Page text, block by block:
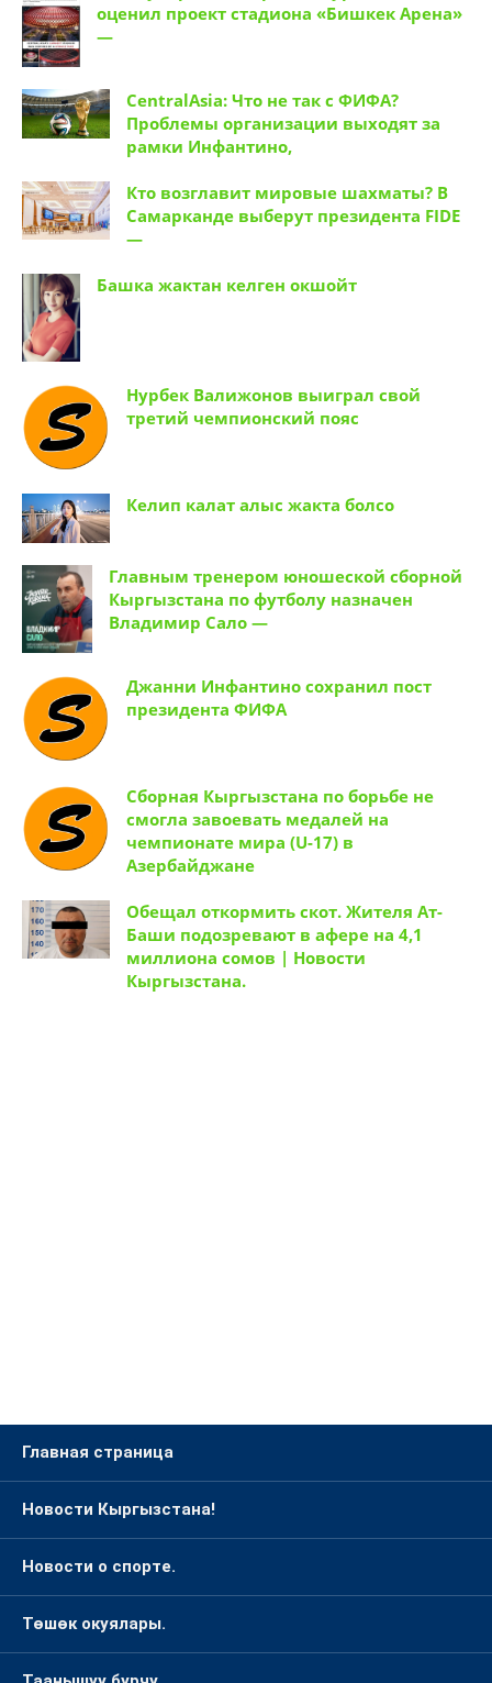
оценил проект стадиона «Бишкек Арена»
—
CentralAsia: Что не так с ФИФА?
Проблемы организации выходят за
рамки Инфантино,
Кто возглавит мировые шахматы? В
Самарканде выберут президента FIDE
—
Башка жактан келген окшойт
Нурбек Валижонов выиграл свой
третий чемпионский пояс
Келип калат алыс жакта болсо
Главным тренером юношеской сборной
Кыргызстана по футболу назначен
Владимир Сало —
Джанни Инфантино сохранил пост
президента ФИФА
Сборная Кыргызстана по борьбе не
смогла завоевать медалей на
чемпионате мира (U-17) в
Азербайджане
Обещал откормить скот. Жителя Ат-
Баши подозревают в афере на 4,1
миллиона сомов | Новости
Кыргызстана.
Главная страница
Новости Кыргызстана!
Новости о спорте.
Төшөк окуялары.